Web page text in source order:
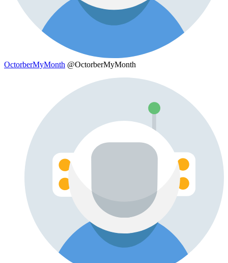
OctorberMyMonth @OctorberMyMonth